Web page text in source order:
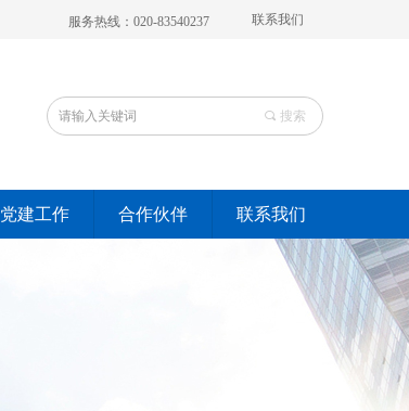
服务热线：020-83540237 联系我们
끠 搜索
党建工作 合作伙伴 联系我们